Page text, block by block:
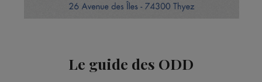
Le guide des ODD